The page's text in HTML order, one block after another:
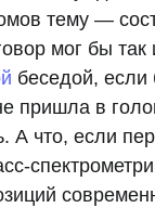
тему —
мог бы так
беседой, если
пришла в
А что, если